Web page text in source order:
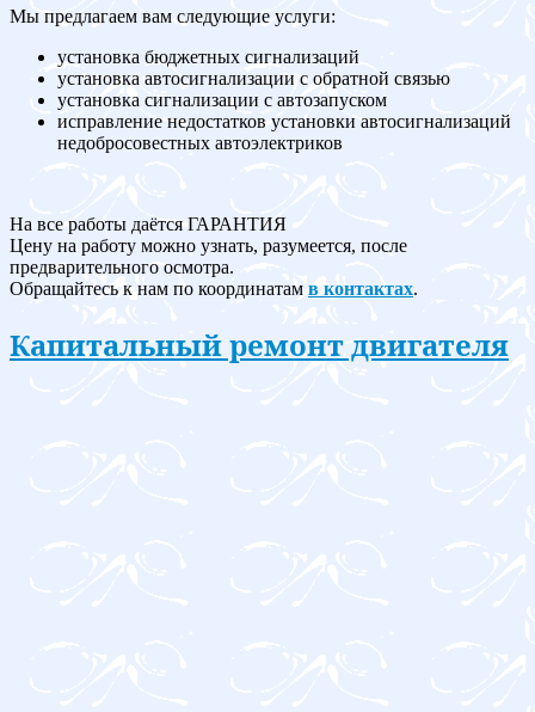
Мы предлагаем вам следующие услуги:
установка бюджетных сигнализаций
установка автосигнализации с обратной связью
установка сигнализации с автозапуском
исправление недостатков установки автосигнализаций
недобросовестных автоэлектриков
На все работы даётся ГАРАНТИЯ
Цену на работу можно узнать, разумеется, после
предварительного осмотра.
Обращайтесь к нам по координатам в контактах.
Капитальный ремонт двигателя